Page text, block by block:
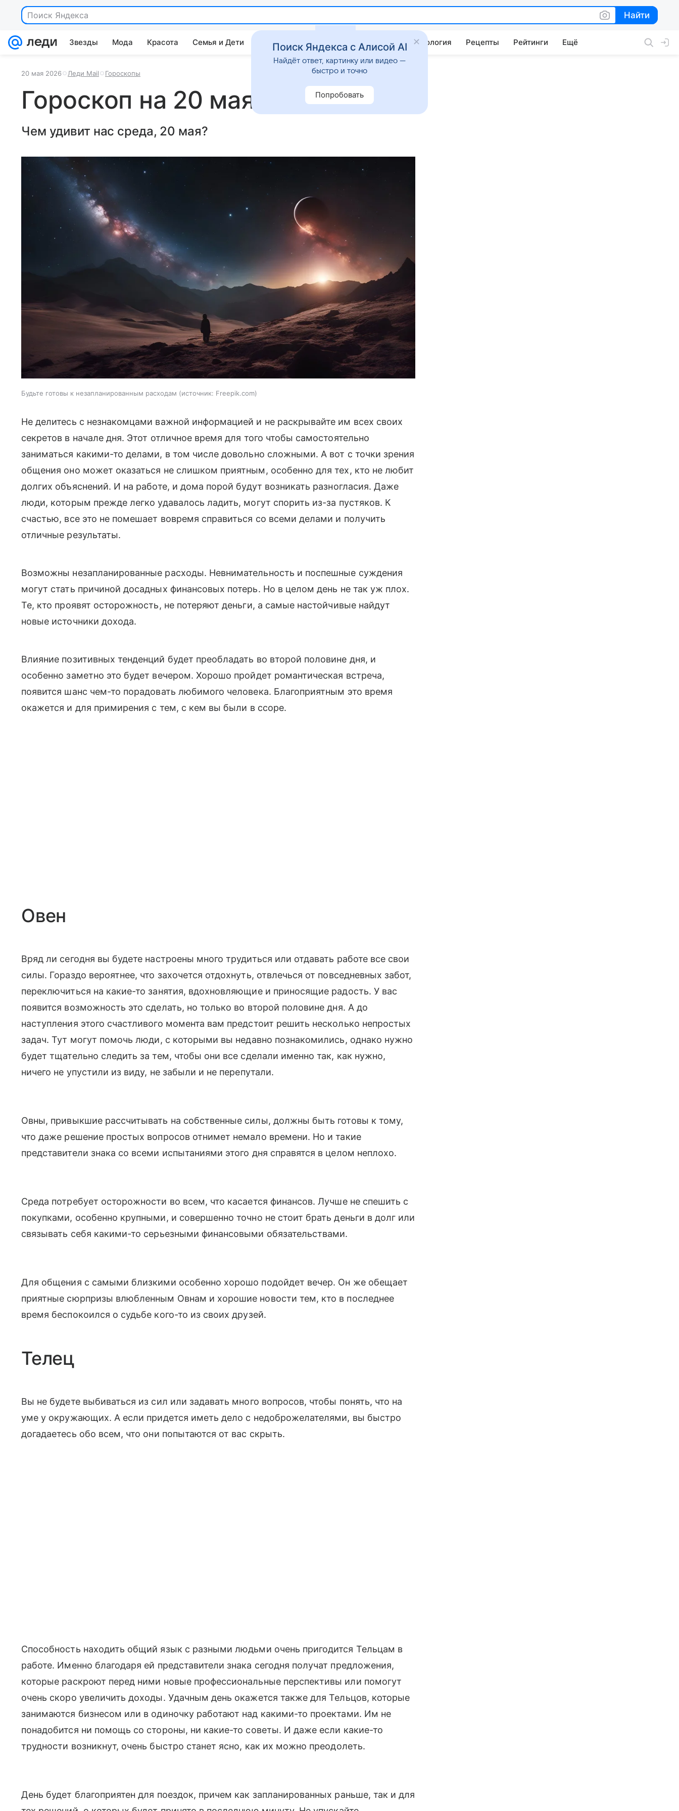
Поиск Яндекса Найти
Найти
Звезды Мода Красота Семья и Дети Дом Гороскопы Стиль жизни Психология Рецепты Рейтинги Ещё
20 мая 2026 Леди Mail Гороскопы
Гороскоп на 20 мая (среда)
Чем удивит нас среда, 20 мая?
Будьте готовы к незапланированным расходам источник: Freepik.com
Не делитесь с незнакомцами важной информацией и не раскрывайте им всех своих
секретов в начале дня. Этот отличное время для того чтобы самостоятельно
заниматься какими-то делами, в том числе довольно сложными. А вот с точки зрения
общения оно может оказаться не слишком приятным, особенно для тех, кто не любит
долгих объяснений. И на работе, и дома порой будут возникать разногласия. Даже
люди, которым прежде легко удавалось ладить, могут спорить из-за пустяков. К
счастью, все это не помешает вовремя справиться со всеми делами и получить
отличные результаты.
Возможны незапланированные расходы. Невнимательность и поспешные суждения
могут стать причиной досадных финансовых потерь. Но в целом день не так уж плох.
Те, кто проявят осторожность, не потеряют деньги, а самые настойчивые найдут
новые источники дохода.
Влияние позитивных тенденций будет преобладать во второй половине дня, и
особенно заметно это будет вечером. Хорошо пройдет романтическая встреча,
появится шанс чем-то порадовать любимого человека. Благоприятным это время
окажется и для примирения с тем, с кем вы были в ссоре.
Овен
Вряд ли сегодня вы будете настроены много трудиться или отдавать работе все свои
силы. Гораздо вероятнее, что захочется отдохнуть, отвлечься от повседневных забот,
переключиться на какие-то занятия, вдохновляющие и приносящие радость. У вас
появится возможность это сделать, но только во второй половине дня. А до
наступления этого счастливого момента вам предстоит решить несколько непростых
задач. Тут могут помочь люди, с которыми вы недавно познакомились, однако нужно
будет тщательно следить за тем, чтобы они все сделали именно так, как нужно,
ничего не упустили из виду, не забыли и не перепутали.
Овны, привыкшие рассчитывать на собственные силы, должны быть готовы к тому,
что даже решение простых вопросов отнимет немало времени. Но и такие
представители знака со всеми испытаниями этого дня справятся в целом неплохо.
Среда потребует осторожности во всем, что касается финансов. Лучше не спешить с
покупками, особенно крупными, и совершенно точно не стоит брать деньги в долг или
связывать себя какими-то серьезными финансовыми обязательствами.
Для общения с самыми близкими особенно хорошо подойдет вечер. Он же обещает
приятные сюрпризы влюбленным Овнам и хорошие новости тем, кто в последнее
время беспокоился о судьбе кого-то из своих друзей.
Телец
Вы не будете выбиваться из сил или задавать много вопросов, чтобы понять, что на
уме у окружающих. А если придется иметь дело с недоброжелателями, вы быстро
догадаетесь обо всем, что они попытаются от вас скрыть.
Способность находить общий язык с разными людьми очень пригодится Тельцам в
работе. Именно благодаря ей представители знака сегодня получат предложения,
которые раскроют перед ними новые профессиональные перспективы или помогут
очень скоро увеличить доходы. Удачным день окажется также для Тельцов, которые
занимаются бизнесом или в одиночку работают над какими-то проектами. Им не
понадобится ни помощь со стороны, ни какие-то советы. И даже если какие-то
трудности возникнут, очень быстро станет ясно, как их можно преодолеть.
День будет благоприятен для поездок, причем как запланированных раньше, так и для
Поиск Яндекса с Алисой AI
Найдёт ответ, картинку или видео —
быстро и точно
Попробовать